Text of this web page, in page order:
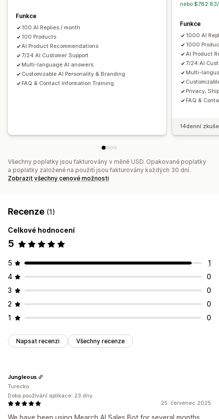
Doporučené produkty
Balíčky
Odstupňované slevy Doporučení pomocí AI
Analytika
A/​B testování Míry prokliku
Výkonnost doporučení Návrhy optimalizace
Výkonnost trychtýře
Funkce
100 AI Replies / month
100 Products
AI Product Recommendations
7/24 AI Customer Support
Multi-language AI answers
Customizable AI Personality & Branding
FAQ & Contact Information Training
nebo $782.83/
Funkce
1000 AI
1000
AI Product
7/24 AI
Multi-
Privacy,
FAQ &
14denní
Všechny poplatky jsou fakturovány v měně USD. Opakované poplatky
a poplatky založené na použití jsou fakturovány každých 30 dní.
Zobrazit všechny cenové možnosti
Recenze (1)
Celkové hodnocení
5
5
1
4
0
3
0
2
0
1
0
Napsat recenzi Všechny recenze
25. červenec 2025
Jungleous
Turecko
Doba používání aplikace: 23 dny